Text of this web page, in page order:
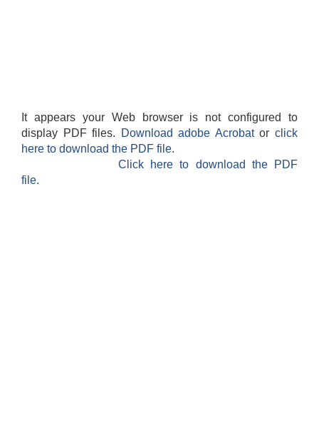
It appears your Web browser is not configured to
display PDF files.
Download adobe Acrobatorclick
here to download the PDF file.
Click here to download the PDF
file.